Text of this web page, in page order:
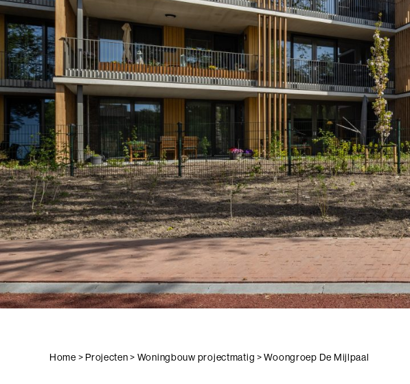
Home > Projecten> Woningbouw projectmatig >Woongroep De Mijlpaal